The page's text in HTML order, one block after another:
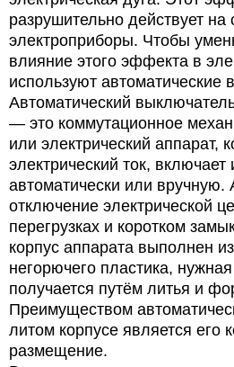
разрушительно действует на
электроприборы. Чтобы
влияние этого эффекта в
используют автоматические
Автоматический
— это коммутационное
или электрический аппарат,
электрический ток, включает
автоматически или вручную.
отключение электрической
перегрузках и коротком
корпус аппарата выполнен
негорючего пластика,
получается путём литья и
Преимуществом
литом корпусе является его
размещение.